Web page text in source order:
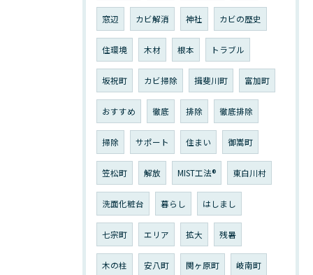
窓辺 カビ解消 神社 カビの歴史
住環境 木材 根本 トラブル
坂祝町 カビ掃除 揖斐川町 富加町
おすすめ 徹底 排除 徹底排除
掃除 サポート 住まい 御嵩町
笠松町 解放 MIST工法®︎ 東白川村
洗面化粧台 暮らし はしまし
七宗町 エリア 拡大 残暑
木の柱 安八町 関ヶ原町 岐南町